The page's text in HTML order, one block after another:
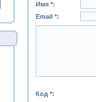
Имя *:
Email *:
Код *: